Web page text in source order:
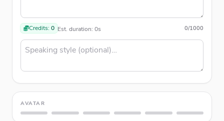
Credits: 0 Est. duration: 0s 0/1000
AVATAR